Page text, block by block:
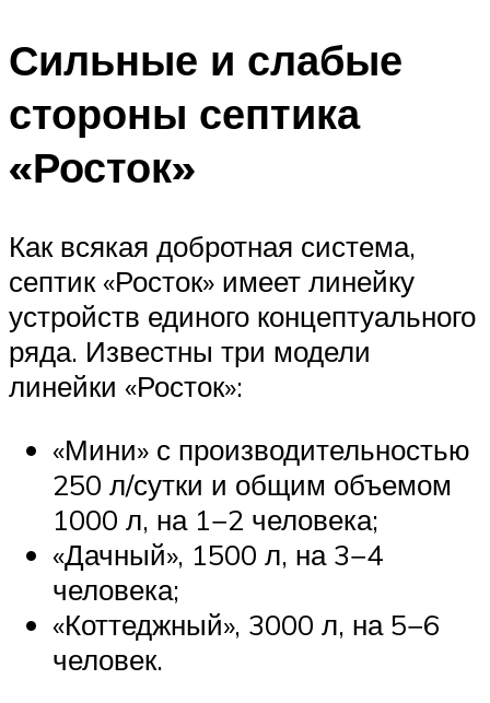
Сильные и слабые
стороны септика
«Росток»
Как всякая добротная система,
септик «Росток» имеет линейку
устройств единого концептуального
ряда. Известны три модели
линейки «Росток»:
«Мини» с производительностью
250 л/сутки и общим объемом
1000 л, на 1−2 человека;
«Дачный», 1500 л, на 3−4
человека;
«Коттеджный», 3000 л, на 5−6
человек.